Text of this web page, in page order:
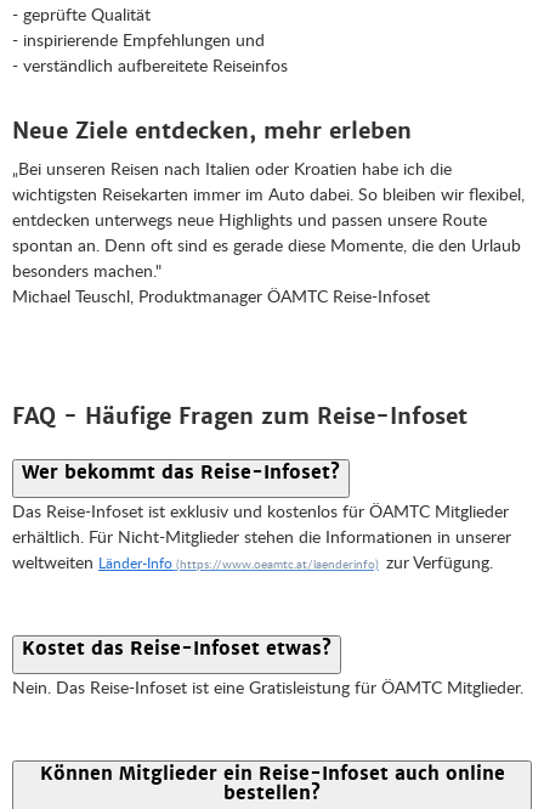
- geprüfte Qualität
- inspirierende Empfehlungen und
- verständlich aufbereitete Reiseinfos
Neue Ziele entdecken, mehr erleben
„Bei unseren Reisen nach Italien oder Kroatien habe ich die
wichtigsten Reisekarten immer im Auto dabei. So bleiben wir flexibel,
entdecken unterwegs neue Highlights und passen unsere Route
spontan an. Denn oft sind es gerade diese Momente, die den Urlaub
besonders machen."
Michael Teuschl, Produktmanager ÖAMTC Reise-Infoset
FAQ - Häufige Fragen zum Reise-Infoset
Wer bekommt das Reise-Infoset?
Das Reise-Infoset ist exklusiv und kostenlos für ÖAMTC Mitglieder
erhältlich. Für Nicht-Mitglieder stehen die Informationen in unserer
weltweiten Länder-Info zur Verfügung.
Kostet das Reise-Infoset etwas?
Nein. Das Reise-Infoset ist eine Gratisleistung für ÖAMTC Mitglieder.
Können Mitglieder ein Reise-Infoset auch online
bestellen?